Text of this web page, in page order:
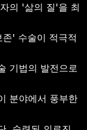
의 '삶의 질'을 최
' 수술이 적극적
기법의 발전으로
분야에서 풍부한